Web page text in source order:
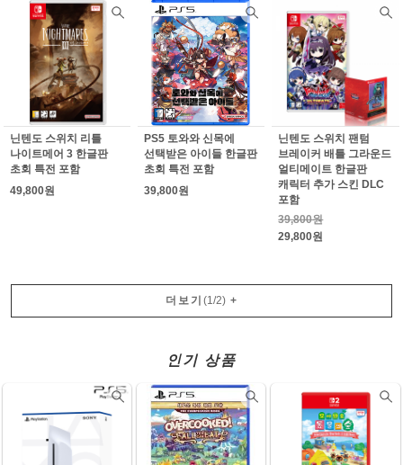
닌텐도 스위치 리틀
나이트메어 3 한글판
초회 특전 포함
49,800원
PS5 토와와 신목에
선택받은 아이들 한글판
초회 특전 포함
39,800원
닌텐도 스위치 팬텀
브레이커 배틀 그라운드
얼티메이트 한글판
캐릭터 추가 스킨 DLC
포함
39,800원
29,800원
더보기 (1 /2)+
인기 상품